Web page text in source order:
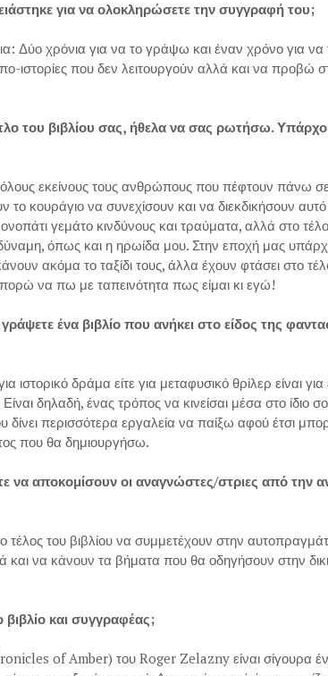
για να ολοκληρώσετε την συγγραφή του;
Δύο χρόνια για να το γράψω και έναν χρόνο για να
ιστορίες που δεν λειτουργούν αλλά και να προβώ
του βιβλίου σας, ήθελα να σας ρωτήσω.
εκείνους τους ανθρώπους που πέφτουν πάνω
κουράγιο να συνεχίσουν και να διεκδικήσουν
γεμάτο κινδύνους και τραύματα, αλλά στο
όπως και η ηρωίδα μου. Στην εποχή μας
ακόμα το ταξίδι τους, άλλα έχουν φτάσει στο
να πω με ταπεινότητα πως είμαι κι εγώ!
ένα βιβλίο που ανήκει στο είδος της
ιστορικό δράμα είτε για μεταφυσικό θρίλερ είναι
δηλαδή, ένας τρόπος να κινείσαι μέσα στο ίδιο
δίνει περισσότερα εργαλεία να παίξω αφού έτσι
που θα δημιουργήσω.
να αποκομίσουν οι αναγνώστες/στριες από την
του βιβλίου να συμμετέχουν στην
και να κάνουν τα βήματα που θα οδηγήσουν στην
και συγγραφέας;
of Amber) του Roger Zelazny είναι σίγουρα